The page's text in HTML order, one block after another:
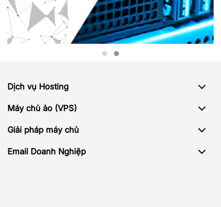
Dịch vụ Hosting
Máy chủ ảo (VPS)
Giải pháp máy chủ
Email Doanh Nghiệp